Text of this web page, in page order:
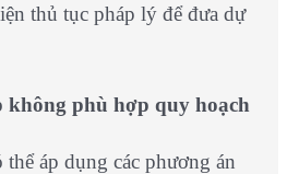
thủ tục pháp lý để đưa dự
không phù hợp quy hoạch
áp dụng các phương án